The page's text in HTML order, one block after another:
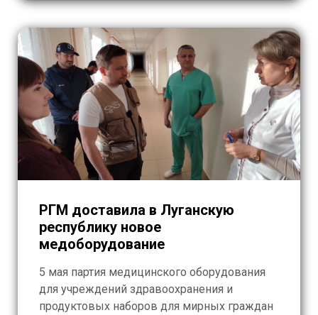
РГМ доставила в Луганскую
республику новое
медоборудование
5 мая партия медицинского оборудования
для учреждений здравоохранения и
продуктовых наборов для мирных граждан